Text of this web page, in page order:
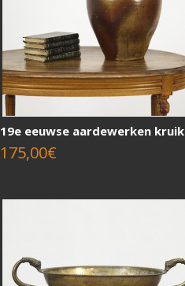
19e eeuwse aardewerken kruik
175,00€